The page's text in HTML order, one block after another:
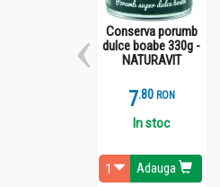
Conserva porumb
dulce boabe 330g -
NATURAVIT
7.8 RON
In stoc
Adauga